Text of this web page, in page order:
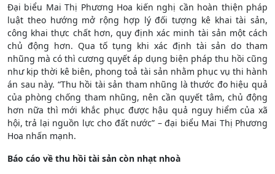
Đại biểu Mai Thị Phương Hoa kiến nghị cần hoàn thiện pháp
luật theo hướng mở rộng hợp lý đối tượng kê khai tài sản,
công khai thực chất hơn, quy định xác minh tài sản một cách
chủ động hơn. Qua tố tụng khi xác định tài sản do tham
nhũng mà có thì cương quyết áp dụng biện pháp thu hồi cũng
như kịp thời kê biên, phong toả tài sản nhằm phục vụ thi hành
án sau này. “Thu hồi tài sản tham nhũng là thước đo hiệu quả
của phòng chống tham nhũng, nên cần quyết tâm, chủ động
hơn nữa thì mới khắc phục được hậu quả nguy hiểm của xã
hội, trả lại nguồn lực cho đất nước” – đại biểu Mai Thị Phương
Hoa nhấn mạnh.
Báo cáo về thu hồi tài sản còn nhạt nhoà